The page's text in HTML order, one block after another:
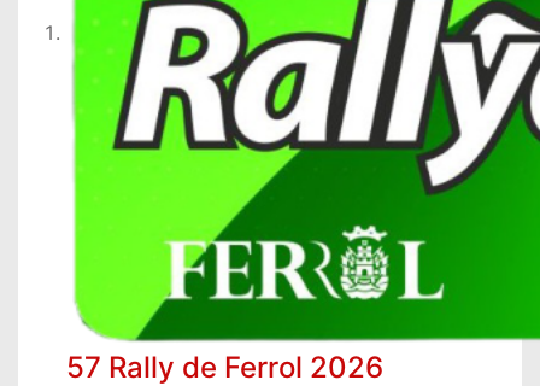
57 Rally de Ferrol 2026